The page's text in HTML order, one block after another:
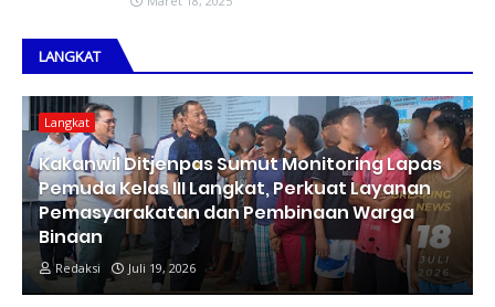
LANGKAT
Langkat
Kakanwil Ditjenpas Sumut Monitoring Lapas
Pemuda Kelas III Langkat, Perkuat Layanan
Pemasyarakatan dan Pembinaan Warga
Binaan
Redaksi Juli 19, 2026